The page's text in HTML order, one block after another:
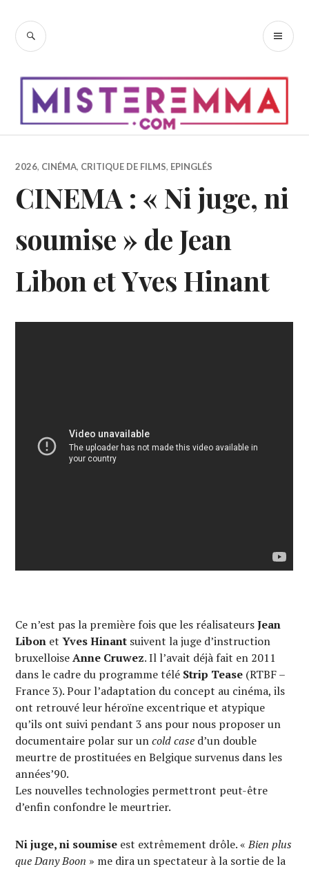
contenu
RECHERCHE
2026, CINÉMA, CRITIQUE DE FILMS, EPINGLÉS
CINEMA : « Ni juge, ni
soumise » de Jean
Libon et Yves Hinant
Ce n’est pas la première fois que les réalisateursJean
Libon etYves Hinant suivent la juge d’instruction
bruxelloiseAnne Cruwez. Il l’avait déjà fait en 2011
dans le cadre du programme télé Strip Tease (RTBF –
France 3). Pour l’adaptation du concept au cinéma, ils
ont retrouvé leur héroïne excentrique et atypique
qu’ils ont suivi pendant 3 ans pour nous proposer un
documentaire polar sur uncold case d’un double
meurtre de prostituées en Belgique survenus dans les
années’90.
Les nouvelles technologies permettront peut-être
d’enfin confondre le meurtrier.
Ni juge, ni soumise est extrêmement drôle. «Bien plus
que Dany Boon » me dira un spectateur à la sortie de la